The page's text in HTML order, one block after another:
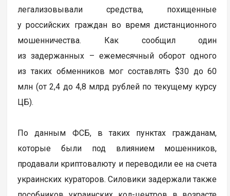
легализовывали средства, похищенные
у российских граждан во время дистанционного
мошенничества. Как сообщил один
из задержанных – ежемесячный оборот одного
из таких обменников мог составлять $30 до 60
млн (от 2,4 до 4,8 млрд рублей по текущему курсу
ЦБ).
По данным ФСБ, в таких пунктах гражданам,
которые были под влиянием мошенников,
продавали криптовалюту и переводили ее на счета
украинских кураторов. Силовики задержали также